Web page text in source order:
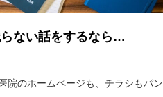
ない話をするなら…
院のホームページも、チラシもパン